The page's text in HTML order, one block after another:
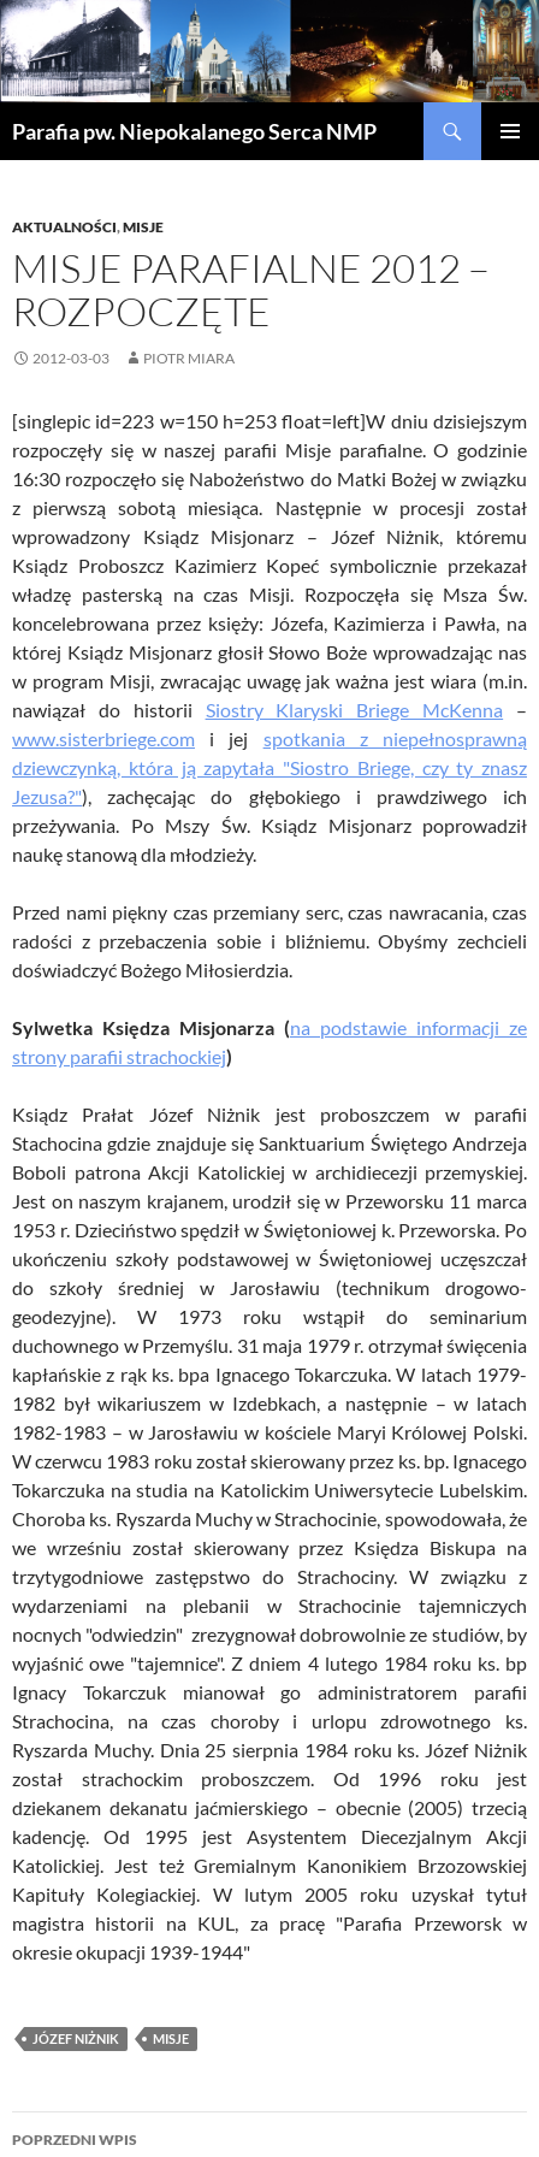
Parafia pw. Niepokalanego Serca NMP
AKTUALNOŚCI,MISJE
MISJE PARAFIALNE 2012 –
ROZPOCZĘTE
2012-03-03 PIOTR MIARA
[singlepic id=223 w=150 h=253 float=left]W dniu dzisiejszym
rozpoczęły się w naszej parafii Misje parafialne. O godzinie
16:30 rozpoczęło się Nabożeństwo do Matki Bożej w związku
z pierwszą sobotą miesiąca. Następnie w procesji został
wprowadzony Ksiądz Misjonarz – Józef Niżnik, któremu
Ksiądz Proboszcz Kazimierz Kopeć symbolicznie przekazał
władzę pasterską na czas Misji. Rozpoczęła się Msza Św.
koncelebrowana przez księży: Józefa, Kazimierza i Pawła, na
której Ksiądz Misjonarz głosił Słowo Boże wprowadzając nas
w program Misji, zwracając uwagę jak ważna jest wiara (m.in.
nawiązał do historii Siostry Klaryski Briege McKenna –
www.sisterbriege.com i jej spotkania z niepełnosprawną
dziewczynką, która ją zapytała "Siostro Briege, czy ty znasz
Jezusa?"), zachęcając do głębokiego i prawdziwego ich
przeżywania. Po Mszy Św. Ksiądz Misjonarz poprowadził
naukę stanową dla młodzieży.
Przed nami piękny czas przemiany serc, czas nawracania, czas
radości z przebaczenia sobie i bliźniemu. Obyśmy zechcieli
doświadczyć Bożego Miłosierdzia.
Sylwetka Księdza Misjonarza (na podstawie informacji ze
strony parafii strachockiej)
Ksiądz Prałat Józef Niżnik jest proboszczem w parafii
Stachocina gdzie znajduje się Sanktuarium Świętego Andrzeja
Boboli patrona Akcji Katolickiej w archidiecezji przemyskiej.
Jest on naszym krajanem, urodził się w Przeworsku 11 marca
1953 r. Dzieciństwo spędził w Świętoniowej k. Przeworska. Po
ukończeniu szkoły podstawowej w Świętoniowej uczęszczał
do szkoły średniej w Jarosławiu (technikum drogowo-
geodezyjne). W 1973 roku wstąpił do seminarium
duchownego w Przemyślu. 31 maja 1979 r. otrzymał święcenia
kapłańskie z rąk ks. bpa Ignacego Tokarczuka. W latach 1979-
1982 był wikariuszem w Izdebkach, a następnie – w latach
1982-1983 – w Jarosławiu w kościele Maryi Królowej Polski.
W czerwcu 1983 roku został skierowany przez ks. bp. Ignacego
Tokarczuka na studia na Katolickim Uniwersytecie Lubelskim.
Choroba ks. Ryszarda Muchy w Strachocinie, spowodowała, że
we wrześniu został skierowany przez Księdza Biskupa na
trzytygodniowe zastępstwo do Strachociny. W związku z
wydarzeniami na plebanii w Strachocinie tajemniczych
nocnych "odwiedzin" zrezygnował dobrowolnie ze studiów, by
wyjaśnić owe "tajemnice". Z dniem 4 lutego 1984 roku ks. bp
Ignacy Tokarczuk mianował go administratorem parafii
Strachocina, na czas choroby i urlopu zdrowotnego ks.
Ryszarda Muchy. Dnia 25 sierpnia 1984 roku ks. Józef Niżnik
został strachockim proboszczem. Od 1996 roku jest
dziekanem dekanatu jaćmierskiego – obecnie (2005) trzecią
kadencję. Od 1995 jest Asystentem Diecezjalnym Akcji
Katolickiej. Jest też Gremialnym Kanonikiem Brzozowskiej
Kapituły Kolegiackiej. W lutym 2005 roku uzyskał tytuł
magistra historii na KUL, za pracę "Parafia Przeworsk w
okresie okupacji 1939-1944"
JÓZEF NIŻNIK MISJE
Nawigacja
POPRZEDNI WPIS